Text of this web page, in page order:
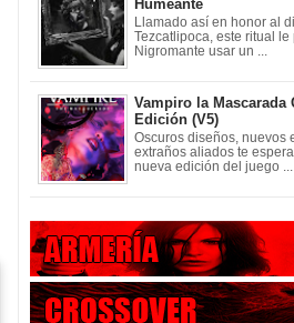
Humeante
Llamado así en honor al
Tezcatlipoca, este ritual le
Nigromante usar un ...
Vampiro la Mascarada
Edición (V5)
Oscuros diseños, nuevos
extraños aliados te
nueva edición del juego ...